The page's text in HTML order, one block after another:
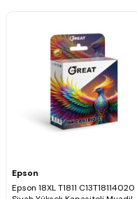
Epson
Epson 18XL T1811 C13T18114020